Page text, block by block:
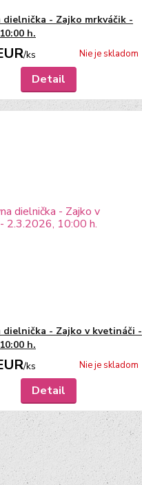
dielnička - Zajko mrkváčik -
h.
/ks Nie je skladom
Detail
dielnička - Zajko v kvetináči -
h.
/ks Nie je skladom
Detail